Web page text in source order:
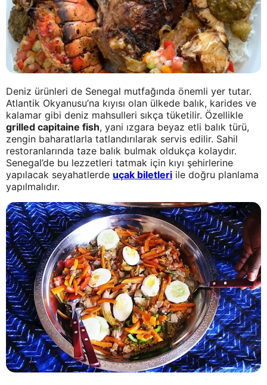
Deniz ürünleri de Senegal mutfağında önemli yer tutar.
Atlantik Okyanusu’na kıyısı olan ülkede balık, karides ve
kalamar gibi deniz mahsulleri sıkça tüketilir. Özellikle
grilled capitaine fish, yani ızgara beyaz etli balık türü,
zengin baharatlarla tatlandırılarak servis edilir. Sahil
restoranlarında taze balık bulmak oldukça kolaydır.
Senegal’de bu lezzetleri tatmak için kıyı şehirlerine
yapılacak seyahatlerde uçak biletleri ile doğru planlama
yapılmalıdır.